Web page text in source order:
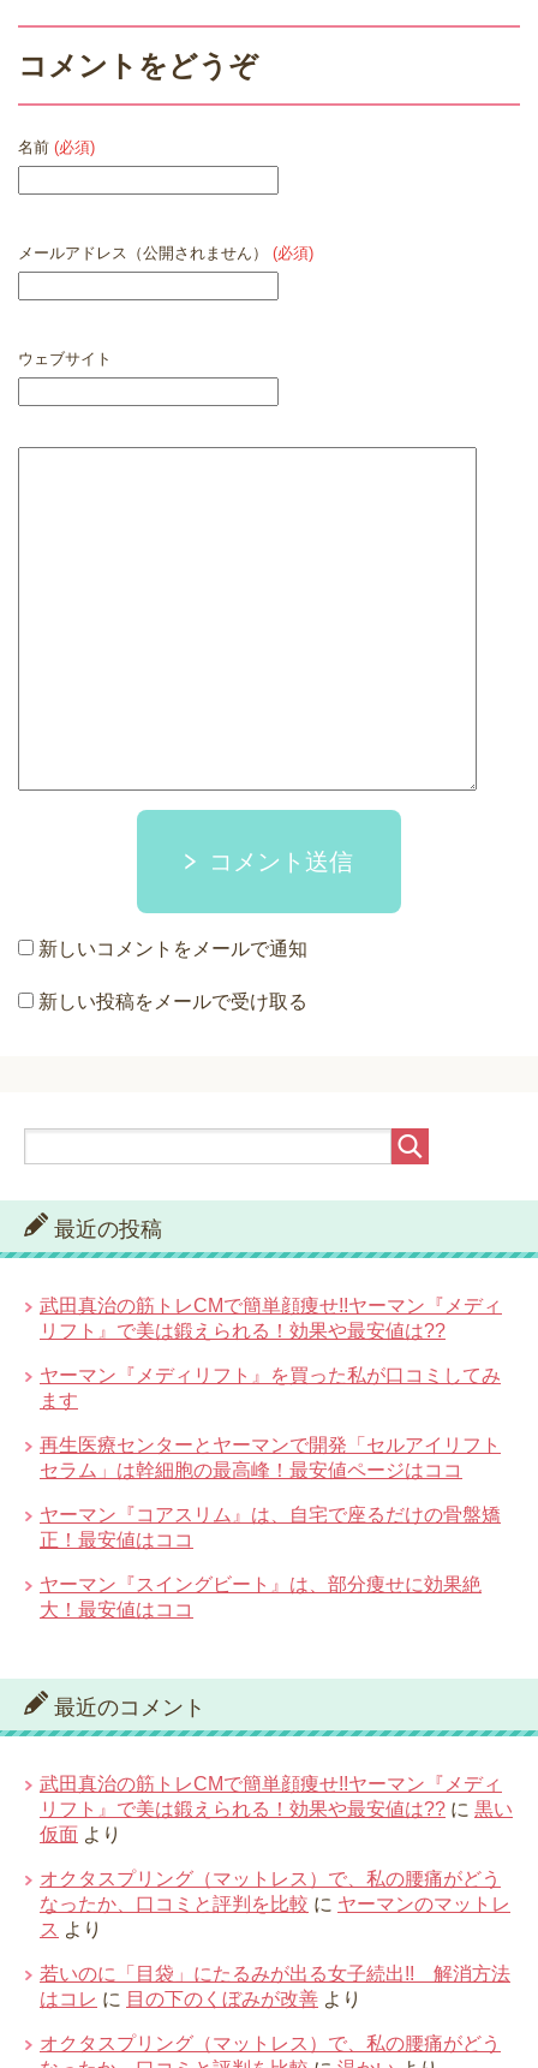
コメントをどうぞ
名前 (必須)
メールアドレス（公開されません） (必須)
ウェブサイト
コメント送信
新しいコメントをメールで通知
新しい投稿をメールで受け取る
最近の投稿
武田真治の筋トレCMで簡単顔痩せ!!ヤーマン『メディ
リフト』で美は鍛えられる！効果や最安値は??
ヤーマン『メディリフト』を買った私が口コミしてみ
ます
再生医療センターとヤーマンで開発「セルアイリフト
セラム」は幹細胞の最高峰！最安値ページはココ
ヤーマン『コアスリム』は、自宅で座るだけの骨盤矯
正！最安値はココ
ヤーマン『スイングビート』は、部分痩せに効果絶
大！最安値はココ
最近のコメント
武田真治の筋トレCMで簡単顔痩せ!!ヤーマン『メディ
リフト』で美は鍛えられる！効果や最安値は?? に 黒い
仮面 より
オクタスプリング（マットレス）で、私の腰痛がどう
なったか、口コミと評判を比較 に ヤーマンのマットレ
ス より
若いのに「目袋」にたるみが出る女子続出!! 解消方法
はコレ に 目の下のくぼみが改善 より
オクタスプリング（マットレス）で、私の腰痛がどう